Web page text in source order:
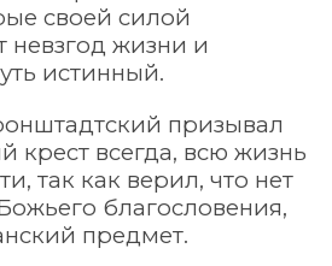
своей силой
жизни и
истинный.
призывал
крест всегда, всю жизнь
так как верил, что нет
благословения,
предмет.